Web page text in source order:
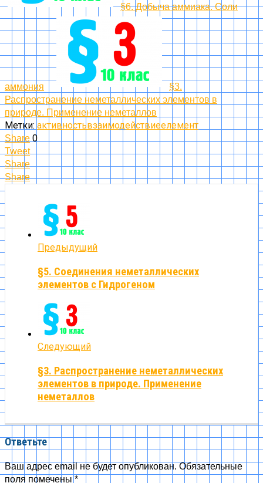
§6. Добыча аммиака. Соли
аммония
§3.
Распространение неметаллических элементов в
природе. Применение неметаллов
Метки: активностьвзаимодействиеелемент
Share 0
Tweet
Share
Share
Предыдущий
§5. Соединения неметаллических
элементов с Гидрогеном
Следующий
§3. Распространение неметаллических
элементов в природе. Применение
неметаллов
Ответьте
Ваш адрес email не будет опубликован. Обязательные
поля помечены *